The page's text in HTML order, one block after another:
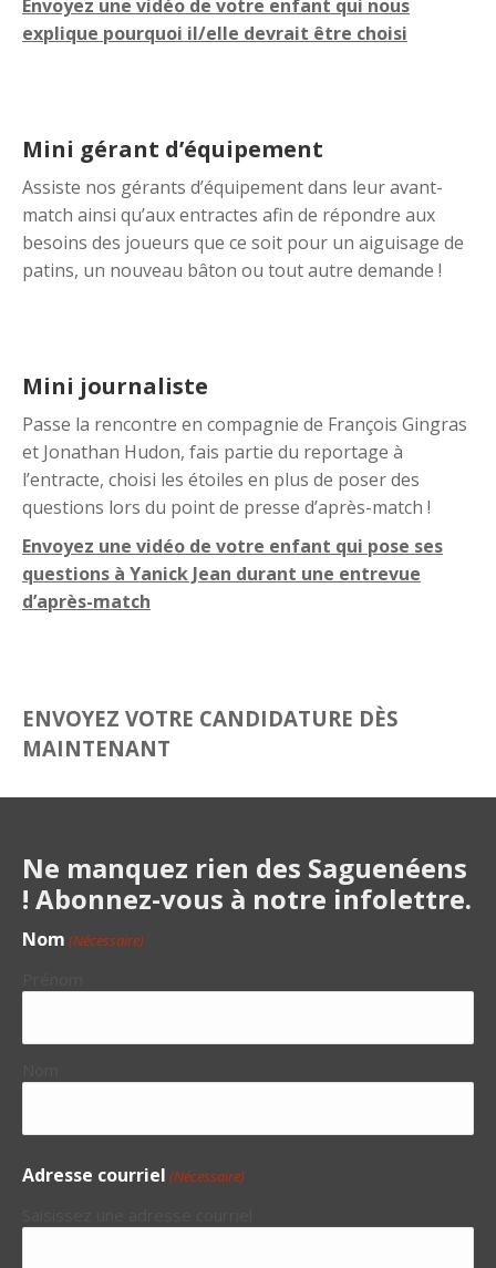
Envoyez une vidéo de votre enfant qui nous
explique pourquoi il/elle devrait être choisi
Mini gérant d’équipement
Assiste nos gérants d’équipement dans leur avant-
match ainsi qu’aux entractes afin de répondre aux
besoins des joueurs que ce soit pour un aiguisage de
patins, un nouveau bâton ou tout autre demande !
Mini journaliste
Passe la rencontre en compagnie de François Gingras
et Jonathan Hudon, fais partie du reportage à
l’entracte, choisi les étoiles en plus de poser des
questions lors du point de presse d’après-match !
Envoyez une vidéo de votre enfant qui pose ses
questions à Yanick Jean durant une entrevue
d’après-match
ENVOYEZ VOTRE CANDIDATURE DÈS
MAINTENANT
Ne manquez rien des Saguenéens
! Abonnez-vous à notre infolettre.
Nom (Nécessaire)
Adresse courriel (Nécessaire)